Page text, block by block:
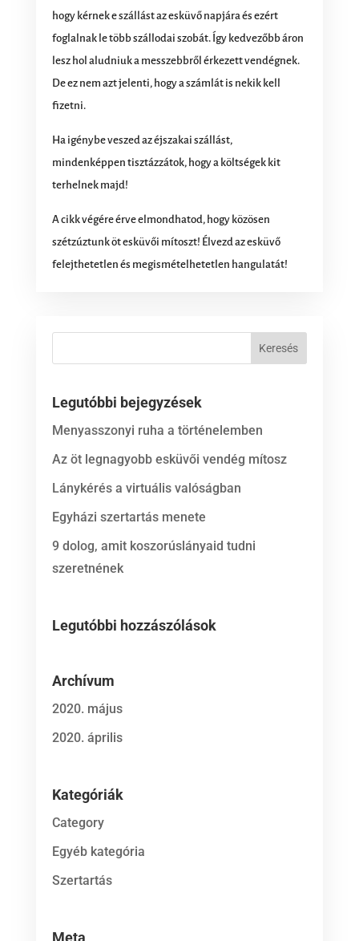
hogy kérnek e szállást az esküvő napjára és ezért
foglalnak le több szállodai szobát. Így kedvezőbb áron
lesz hol aludniuk a messzebbről érkezett vendégnek.
De ez nem azt jelenti, hogy a számlát is nekik kell
fizetni.
Ha igénybe veszed az éjszakai szállást,
mindenképpen tisztázzátok, hogy a költségek kit
terhelnek majd!
A cikk végére érve elmondhatod, hogy közösen
szétzúztunk öt esküvői mítoszt! Élvezd az esküvő
felejthetetlen és megismételhetetlen hangulatát!
Legutóbbi bejegyzések
Menyasszonyi ruha a történelemben
Az öt legnagyobb esküvői vendég mítosz
Lánykérés a virtuális valóságban
Egyházi szertartás menete
9 dolog, amit koszorúslányaid tudni
szeretnének
Legutóbbi hozzászólások
Archívum
2020. május
2020. április
Kategóriák
Category
Egyéb kategória
Szertartás
Meta